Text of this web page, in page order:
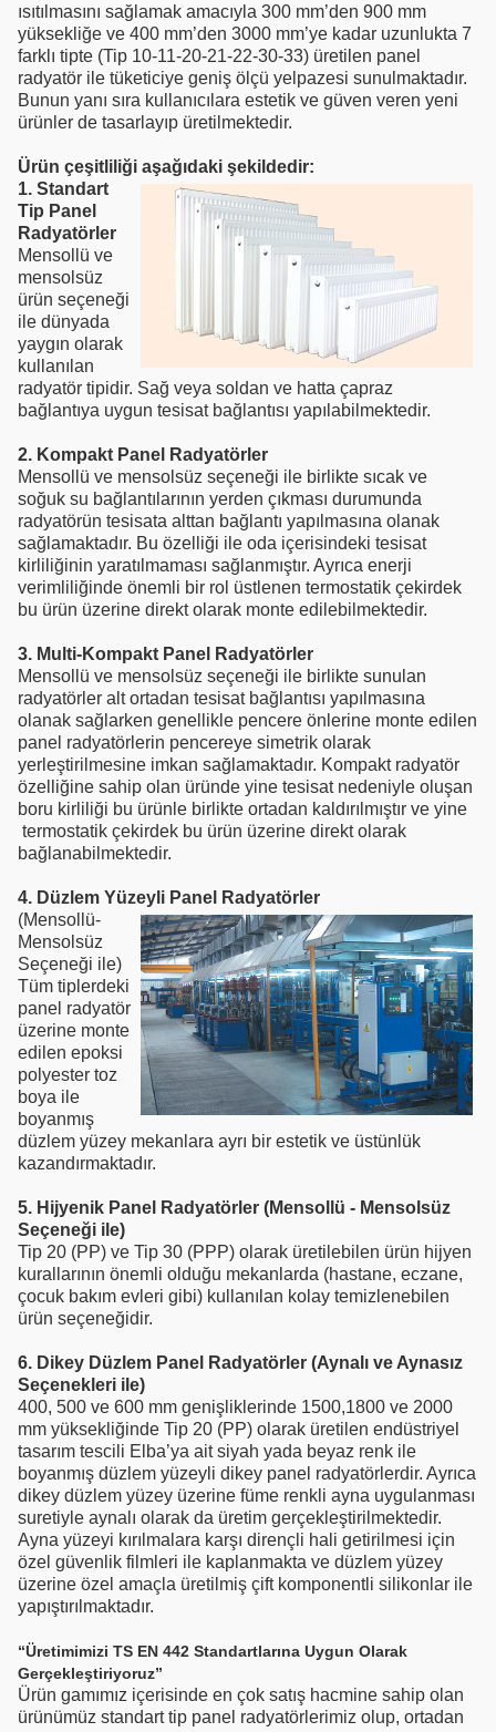
ısıtılmasını sağlamak amacıyla 300 mm’den 900 mm
yüksekliğe ve 400 mm’den 3000 mm’ye kadar uzunlukta 7
farklı tipte (Tip 10-11-20-21-22-30-33) üretilen panel
radyatör ile tüketiciye geniş ölçü yelpazesi sunulmaktadır.
Bunun yanı sıra kullanıcılara estetik ve güven veren yeni
ürünler de tasarlayıp üretilmektedir.
Ürün çeşitliliği aşağıdaki şekildedir:
1. Standart
Tip Panel
Radyatörler
Mensollü ve
mensolsüz
ürün seçeneği
ile dünyada
yaygın olarak
kullanılan
radyatör tipidir. Sağ veya soldan ve hatta çapraz
bağlantıya uygun tesisat bağlantısı yapılabilmektedir.
2. Kompakt Panel Radyatörler
Mensollü ve mensolsüz seçeneği ile birlikte sıcak ve
soğuk su bağlantılarının yerden çıkması durumunda
radyatörün tesisata alttan bağlantı yapılmasına olanak
sağlamaktadır. Bu özelliği ile oda içerisindeki tesisat
kirliliğinin yaratılmaması sağlanmıştır. Ayrıca enerji
verimliliğinde önemli bir rol üstlenen termostatik çekirdek
bu ürün üzerine direkt olarak monte edilebilmektedir.
3. Multi-Kompakt Panel Radyatörler
Mensollü ve mensolsüz seçeneği ile birlikte sunulan
radyatörler alt ortadan tesisat bağlantısı yapılmasına
olanak sağlarken genellikle pencere önlerine monte edilen
panel radyatörlerin pencereye simetrik olarak
yerleştirilmesine imkan sağlamaktadır. Kompakt radyatör
özelliğine sahip olan üründe yine tesisat nedeniyle oluşan
boru kirliliği bu ürünle birlikte ortadan kaldırılmıştır ve yine
termostatik çekirdek bu ürün üzerine direkt olarak
bağlanabilmektedir.
4. Düzlem Yüzeyli Panel Radyatörler
(Mensollü-
Mensolsüz
Seçeneği ile)
Tüm tiplerdeki
panel radyatör
üzerine monte
edilen epoksi
polyester toz
boya ile
boyanmış
düzlem yüzey mekanlara ayrı bir estetik ve üstünlük
kazandırmaktadır.
5. Hijyenik Panel Radyatörler (Mensollü - Mensolsüz
Seçeneği ile)
Tip 20 (PP) ve Tip 30 (PPP) olarak üretilebilen ürün hijyen
kurallarının önemli olduğu mekanlarda (hastane, eczane,
çocuk bakım evleri gibi) kullanılan kolay temizlenebilen
ürün seçeneğidir.
6. Dikey Düzlem Panel Radyatörler (Aynalı ve Aynasız
Seçenekleri ile)
400, 500 ve 600 mm genişliklerinde 1500,1800 ve 2000
mm yüksekliğinde Tip 20 (PP) olarak üretilen endüstriyel
tasarım tescili Elba’ya ait siyah yada beyaz renk ile
boyanmış düzlem yüzeyli dikey panel radyatörlerdir. Ayrıca
dikey düzlem yüzey üzerine füme renkli ayna uygulanması
suretiyle aynalı olarak da üretim gerçekleştirilmektedir.
Ayna yüzeyi kırılmalara karşı dirençli hali getirilmesi için
özel güvenlik filmleri ile kaplanmakta ve düzlem yüzey
üzerine özel amaçla üretilmiş çift komponentli silikonlar ile
yapıştırılmaktadır.
“Üretimimizi TS EN 442 Standartlarına Uygun Olarak
Gerçekleştiriyoruz”
Ürün gamımız içerisinde en çok satış hacmine sahip olan
ürünümüz standart tip panel radyatörlerimiz olup, ortadan